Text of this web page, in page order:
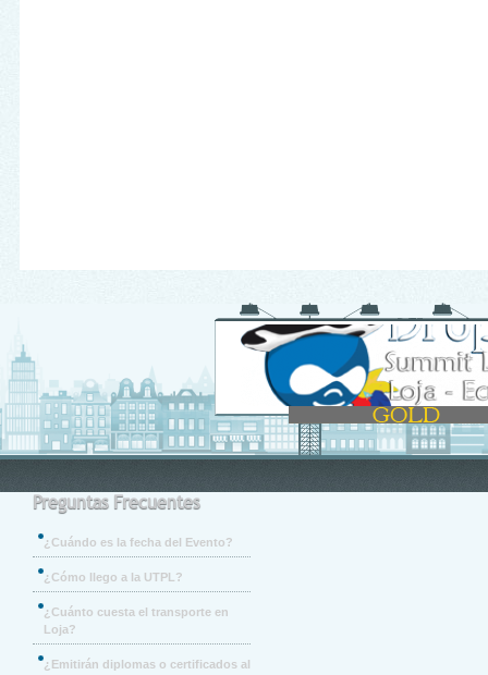
Preguntas Frecuentes
¿Cuándo es la fecha del Evento?
¿Cómo llego a la UTPL?
¿Cuánto cuesta el transporte en
Loja?
¿Emitirán diplomas o certificados al